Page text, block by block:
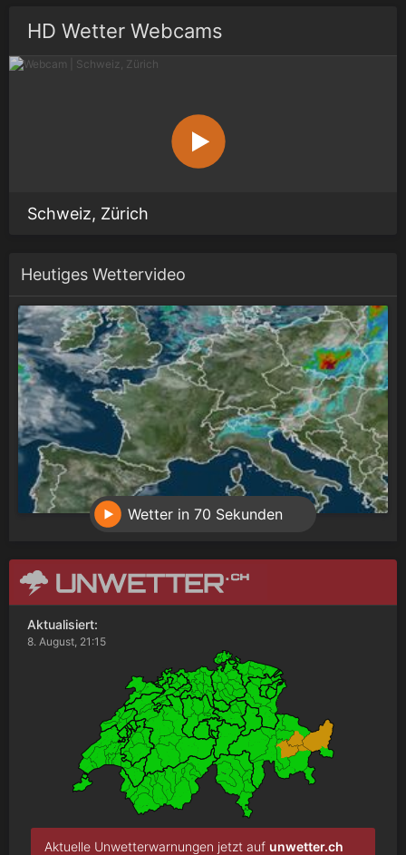
HD Wetter Webcams
Schweiz, Zürich
Heutiges Wettervideo
Wetter in 70 Sekunden
Aktualisiert:
8. August, 21:15
Aktuelle Unwetterwarnungen jetzt auf unwetter.ch